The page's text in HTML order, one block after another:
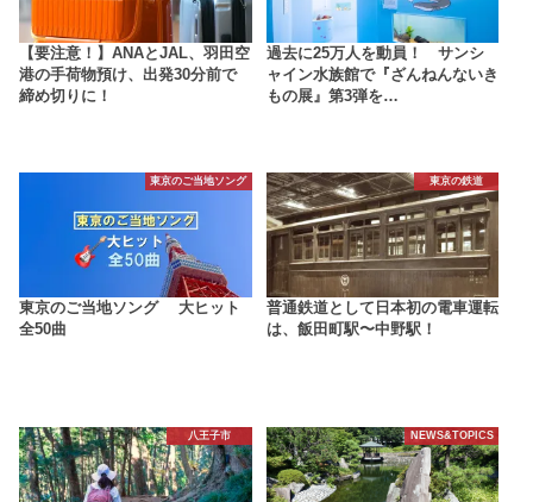
【要注意！】ANAとJAL、羽田空
港の手荷物預け、出発30分前で
締め切りに！
過去に25万人を動員！ サンシ
ャイン水族館で『ざんねんないき
もの展』第3弾を…
東京のご当地ソング
東京のご当地ソング 大ヒット
全50曲
東京の鉄道
普通鉄道として日本初の電車運転
は、飯田町駅〜中野駅！
八王子市 NEWS&TOPICS